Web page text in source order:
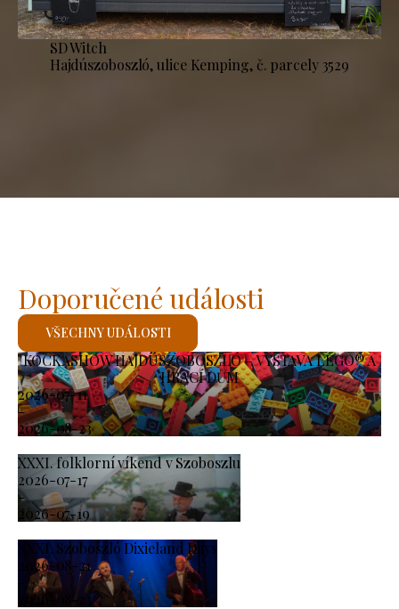
SD Witch
Hajdúszoboszló, ulice Kemping, č. parcely 3529
KOCKASHOW HAJDÚSZOBOSZLÓ – VÝSTAVA LEGO® A
HRACÍ DŮM
2026-07-11
-
2026-08-23
XXXI. folklorní víkend v Szoboszlu
2026-07-17
-
2026-07-19
XXXI. Szoboszló Dixieland Days
2026-08-21
-
2026-08-23
Doporučené události
VŠECHNY UDÁLOSTI